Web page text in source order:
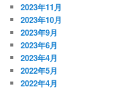
2023年11月
2023年10月
2023年9月
2023年6月
2023年4月
2022年5月
2022年4月